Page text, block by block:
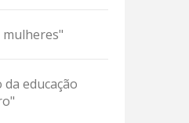
mulheres"
educação